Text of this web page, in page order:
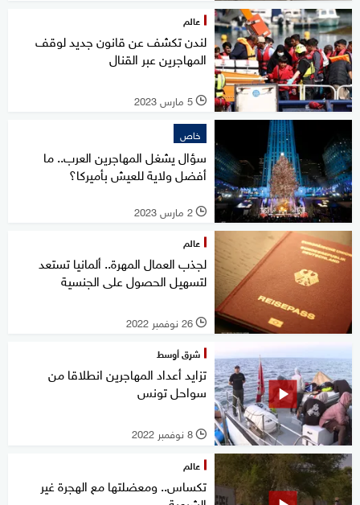
عالم
لندن تكشف عن قانون جديد لوقف
المهاجرين عبر القنال
l 5 مارس 2023
خاص
سؤال يشغل المهاجرين العرب.. ما
أفضل ولاية للعيش بأميركا؟
l 2 مارس 2023
عالم
لجذب العمال المهرة.. ألمانيا تستعد
لتسهيل الحصول على الجنسية
l 26 نوفمبر 2022
شرق أوسط
تزايد أعداد المهاجرين انطلاقا من
سواحل تونس
l 8 نوفمبر 2022
عالم
تكساس.. ومعضلتها مع الهجرة غير